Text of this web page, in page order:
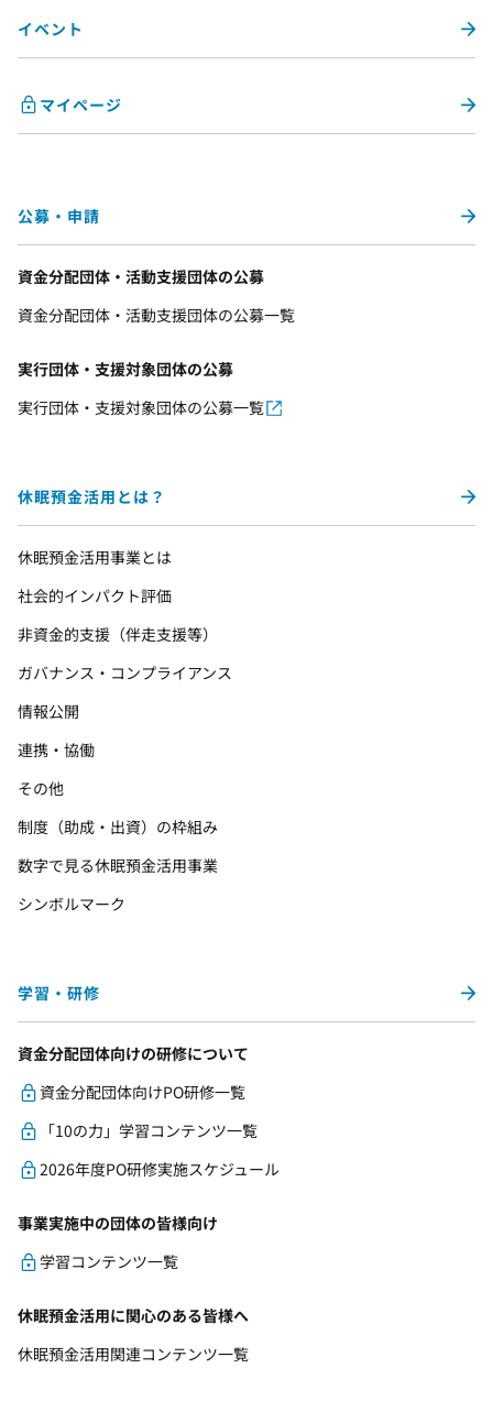
イベント
マイページ
公募・申請
資金分配団体・活動支援団体の公募
資金分配団体・活動支援団体の公募一覧
実行団体・支援対象団体の公募
実行団体・支援対象団体の公募一覧
休眠預金活用とは？
休眠預金活用事業とは
社会的インパクト評価
非資金的支援（伴走支援等）
ガバナンス・コンプライアンス
情報公開
連携・協働
その他
制度（助成・出資）の枠組み
数字で見る休眠預金活用事業
シンボルマーク
学習・研修
資金分配団体向けの研修について
資金分配団体向けPO研修一覧
「10の力」学習コンテンツ一覧
2026年度PO研修実施スケジュール
事業実施中の団体の皆様向け
学習コンテンツ一覧
休眠預金活用に関心のある皆様へ
休眠預金活用関連コンテンツ一覧